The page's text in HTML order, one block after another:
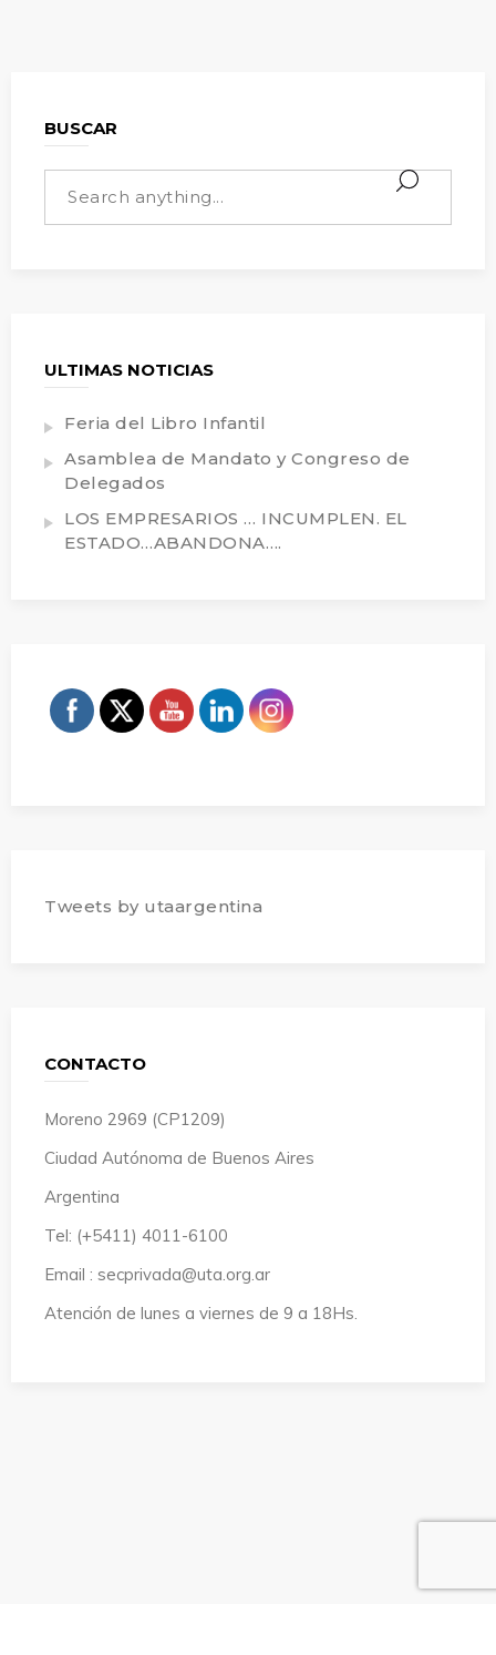
BUSCAR
ULTIMAS NOTICIAS
Feria del Libro Infantil
Asamblea de Mandato y Congreso de
Delegados
LOS EMPRESARIOS … INCUMPLEN. EL
ESTADO…ABANDONA….
Tweets by utaargentina
CONTACTO
Moreno 2969 (CP1209)
Ciudad Autónoma de Buenos Aires
Argentina
Tel: (+5411) 4011-6100
Email : secprivada@uta.org.ar
Atención de lunes a viernes de 9 a 18Hs.